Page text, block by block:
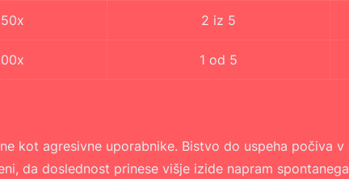
2 iz 5
1 od 5
kot agresivne uporabnike. Bistvo do uspeha počiva
da doslednost prinese višje izide napram